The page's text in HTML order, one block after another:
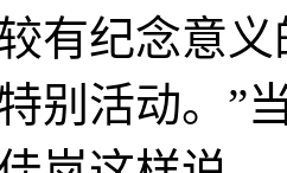
有纪念意
别活动。”